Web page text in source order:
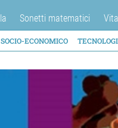
Sonetti matematici
SOCIO-ECONOMICO